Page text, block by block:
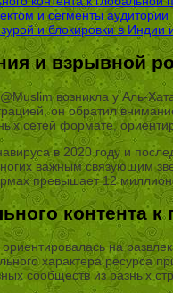
и сегменты аудитории
и блокировки в Индии
и взрывной
возникла у Аль-
он обратил
сетей формате,
в 2020 году и
важным связующим
превышает 12
контента
на
характера ресурса
сообществ из разных